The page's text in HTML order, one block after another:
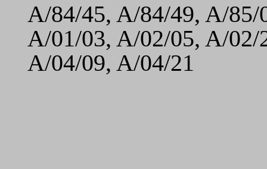
A/84/45, A/84/49, A/
A/01/03, A/02/05, A/
A/04/09, A/04/21